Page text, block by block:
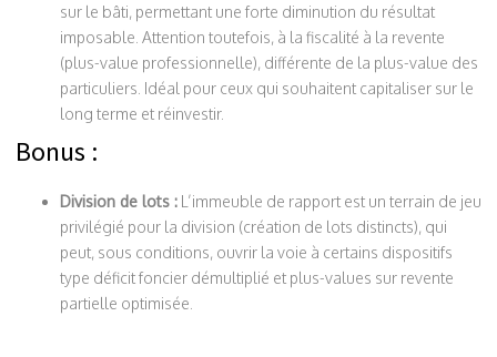
sur le bâti, permettant une forte diminution du résultat
imposable. Attention toutefois, à la fiscalité à la revente
(plus-value professionnelle), différente de la plus-value des
particuliers. Idéal pour ceux qui souhaitent capitaliser sur le
long terme et réinvestir.
Bonus :
Division de lots : L’immeuble de rapport est un terrain de jeu
privilégié pour la division (création de lots distincts), qui
peut, sous conditions, ouvrir la voie à certains dispositifs
type déficit foncier démultiplié et plus-values sur revente
partielle optimisée.